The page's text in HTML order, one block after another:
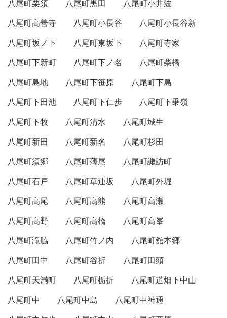
八尾町栗須
八尾町黒田
八尾町小井波
八尾町高善寺
八尾町小長谷
八尾町小長谷新
八尾町坂ノ下
八尾町東坂下
八尾町寺家
八尾町下新町
八尾町下ノ名
八尾町柴橋
八尾町島地
八尾町下笹原
八尾町下島
八尾町下田池
八尾町下仁歩
八尾町下乗嶺
八尾町下牧
八尾町清水
八尾町城生
八尾町新田
八尾町新名
八尾町杉田
八尾町須郷
八尾町薄尾
八尾町諏訪町
八尾町石戸
八尾町草連坂
八尾町外堀
八尾町高尾
八尾町高熊
八尾町高瀬
八尾町高野
八尾町高橋
八尾町高峯
八尾町滝脇
八尾町竹ノ内
八尾町舘本郷
八尾町田中
八尾町谷折
八尾町田頭
八尾町天満町
八尾町栃折
八尾町道畑下中山
八尾町中
八尾町中島
八尾町中神通